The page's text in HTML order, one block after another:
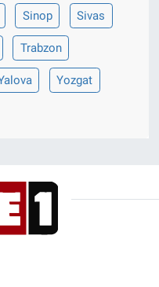
Sinop Sivas
Trabzon
Yozgat